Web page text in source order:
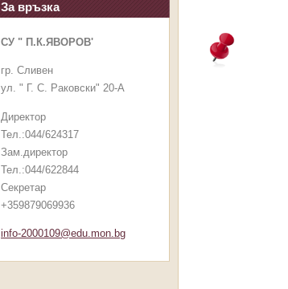
За връзка
СУ " П.К.ЯВОРОВ'
гр. Сливен
ул. " Г. С. Раковски" 20-А
Директор
Тел.:044/624317
Зам.директор
Тел.:044/622844
Секретар
+359879069936
info-2000109@edu.mon.bg